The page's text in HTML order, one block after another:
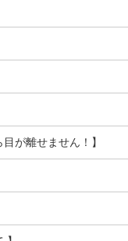
が離せません！】